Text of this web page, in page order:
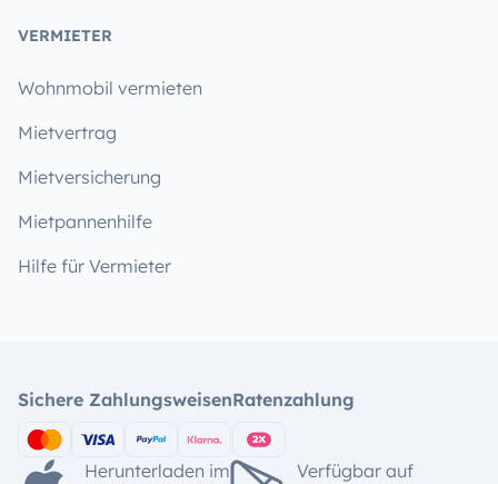
VERMIETER
Wohnmobil vermieten
Mietvertrag
Mietversicherung
Mietpannenhilfe
Hilfe für Vermieter
Sichere ZahlungsweisenRatenzahlung
Herunterladen im Verfügbar auf